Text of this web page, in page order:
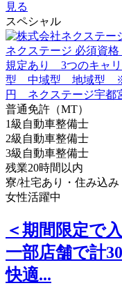
見る
スペシャル
普通免許（MT）
1級自動車整備士
2級自動車整備士
3級自動車整備士
残業20時間以内
寮/社宅あり・住み込み
女性活躍中
＜期間限定で
一部店舗で計
快適...